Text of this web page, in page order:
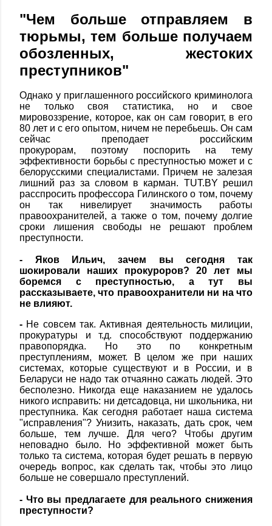
"Чем больше отправляем в
тюрьмы, тем больше получаем
обозленных, жестоких
преступников"
Однако у приглашенного российского криминолога
не только своя статистика, но и свое
мировоззрение, которое, как он сам говорит, в его
80 лет и с его опытом, ничем не перебьешь. Он сам
сейчас преподает российским
прокурорам, поэтому поспорить на тему
эффективности борьбы с преступностью может и с
белорусскими специалистами. Причем не залезая
лишний раз за словом в карман. TUT.BY решил
расспросить профессора Гилинского о том, почему
он так нивелирует значимость работы
правоохранителей, а также о том, почему долгие
сроки лишения свободы не решают проблем
преступности.
- Яков Ильич, зачем вы сегодня так
шокировали наших прокуроров? 20 лет мы
боремся с преступностью, а тут вы
рассказываете, что правоохранители ни на что
не влияют.
- Не совсем так. Активная деятельность милиции,
прокуратуры и т.д. способствуют поддержанию
правопорядка. Но это по конкретным
преступлениям, может. В целом же при наших
системах, которые существуют и в России, и в
Беларуси не надо так отчаянно сажать людей. Это
бесполезно. Никогда еще наказанием не удалось
никого исправить: ни детсадовца, ни школьника, ни
преступника. Как сегодня работает наша система
"исправления"? Унизить, наказать, дать срок, чем
больше, тем лучше. Для чего? Чтобы другим
неповадно было. Но эффективной может быть
только та система, которая будет решать в первую
очередь вопрос, как сделать так, чтобы это лицо
больше не совершало преступлений.
- Что вы предлагаете для реального снижения
преступности?